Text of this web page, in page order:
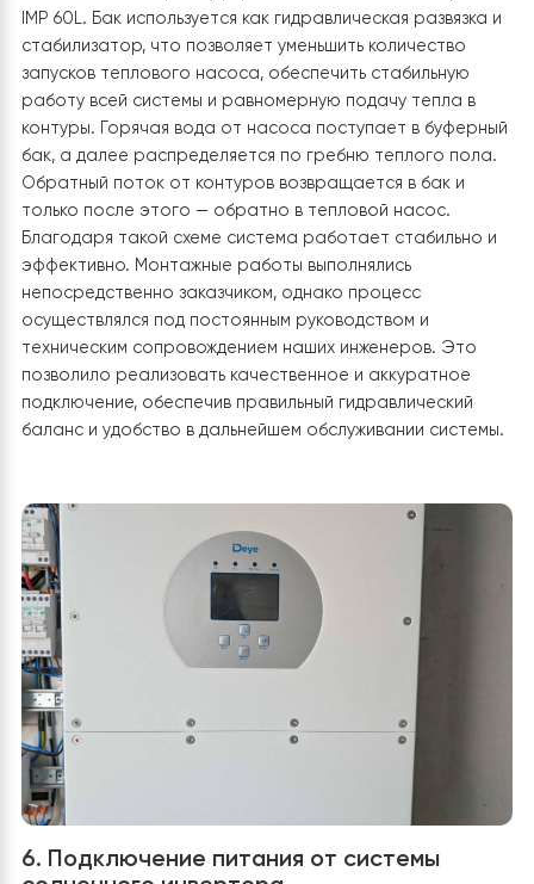
однако все работы проводились под руководством и
техническим сопровождением наших инженеров.
Благодаря этому удалось качественно реализовать
схему подключения, соответствующую требованиям
производителя и обеспечивающую надежную работу
всей системы горячего водоснабжения.
5. Подключение к гребню теплого пола
группе безопасности
В данном объекте было реализовано подключение
теплового насоса Raymer RAY-13DS2-EVI к системе
теплого пола через буферный бак-накопитель
IMP 60L. Бак используется как гидравлическая
запусков теплового насоса, обеспечить стабильную